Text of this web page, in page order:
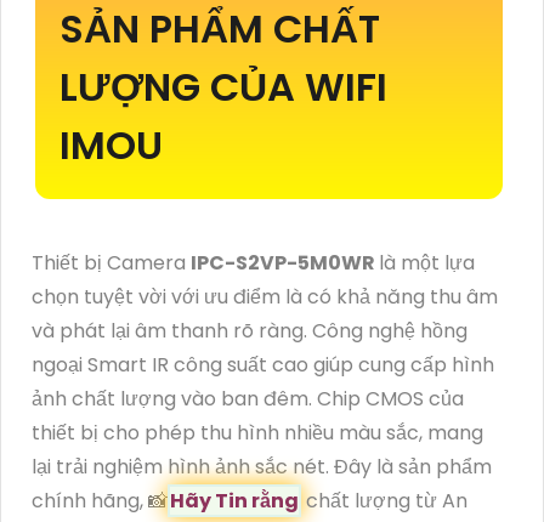
SẢN PHẨM CHẤT
LƯỢNG CỦA WIFI
IMOU
Thiết bị Camera IPC-S2VP-5M0WR là một lựa
chọn tuyệt vời với ưu điểm là có khả năng thu âm
và phát lại âm thanh rõ ràng. Công nghệ hồng
ngoại Smart IR công suất cao giúp cung cấp hình
ảnh chất lượng vào ban đêm. Chip CMOS của
thiết bị cho phép thu hình nhiều màu sắc, mang
lại trải nghiệm hình ảnh sắc nét. Đây là sản phẩm
chính hãng, 📸Hãy Tin rằng chất lượng từ An